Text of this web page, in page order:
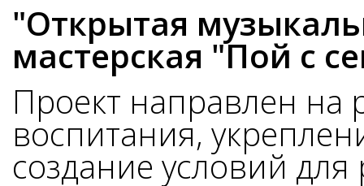
"Открытая
мастерская "Пой с
Проект направлен на
воспитания,
создание условий